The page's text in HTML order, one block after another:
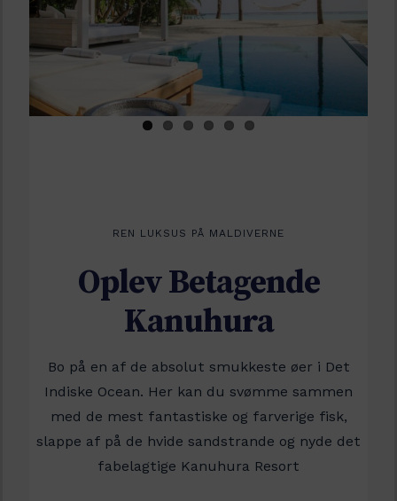
Portugal
Spanien
Tyskland
REN LUKSUS PÅ MALDIVERNE
Oplev Betagende
Kanuhura
Bo på en af de absolut smukkeste øer i Det
Indiske Ocean. Her kan du svømme sammen
med de mest fantastiske og farverige fisk,
slappe af på de hvide sandstrande og nyde det
fabelagtige Kanuhura Resort